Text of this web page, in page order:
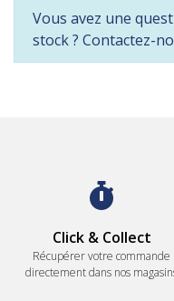
Vous avez une
stock ? Contactez-
Click & Collect
Récupérer votre commande
directement dans nos